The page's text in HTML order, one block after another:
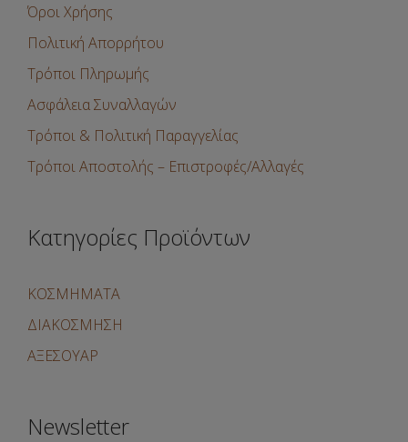
Όροι Χρήσης
Πολιτική Απορρήτου
Τρόποι Πληρωμής
Ασφάλεια Συναλλαγών
Τρόποι & Πολιτική Παραγγελίας
Τρόποι Αποστολής – Επιστροφές/Αλλαγές
Κατηγορίες Προϊόντων
ΚΟΣΜΗΜΑΤΑ
ΔΙΑΚΟΣΜΗΣΗ
ΑΞΕΣΟΥΑΡ
Newsletter